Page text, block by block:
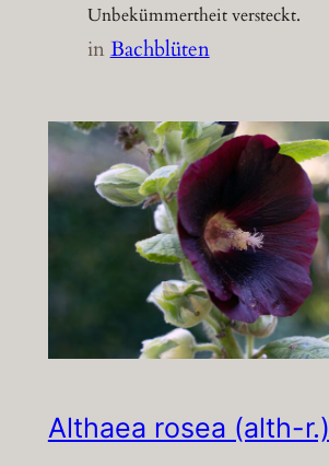
Unbekümmertheit versteckt.
inBachblüten
Althaea rosea (alth-r.)